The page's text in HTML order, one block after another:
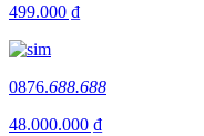
499.000 ₫
0876.688.688
48.000.000 ₫